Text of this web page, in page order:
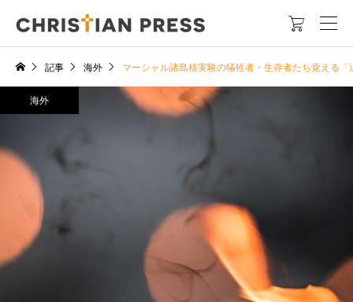

記事 海外 マーシャル諸島核実験の犠牲者・生存者たち覚える
海外